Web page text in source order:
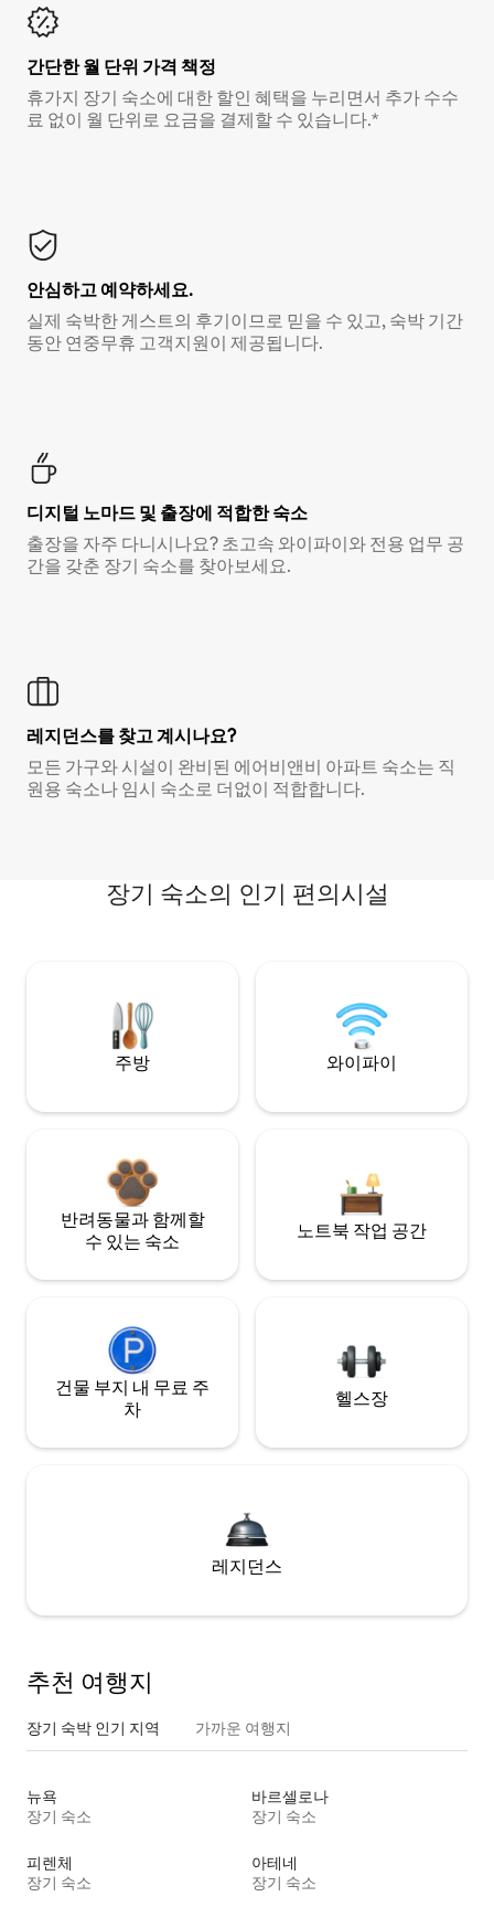
간단한 월 단위 가격 책정
휴가지 장기 숙소에 대한 할인 혜택을 누리면서 추가 수수
료 없이 월 단위로 요금을 결제할 수 있습니다.*
안심하고 예약하세요.
실제 숙박한 게스트의 후기이므로 믿을 수 있고, 숙박 기간
동안 연중무휴 고객지원이 제공됩니다.
디지털 노마드 및 출장에 적합한 숙소
출장을 자주 다니시나요? 초고속 와이파이와 전용 업무 공
간을 갖춘 장기 숙소를 찾아보세요.
레지던스를 찾고 계시나요?
모든 가구와 시설이 완비된 에어비앤비 아파트 숙소는 직
원용 숙소나 임시 숙소로 더없이 적합합니다.
장기 숙소의 인기 편의시설
주방 와이파이
반려동물과 함께할
수 있는 숙소
노트북 작업 공간
건물 부지 내 무료 주
차
헬스장
레지던스
추천 여행지
장기 숙박 인기 지역 가까운 여행지
뉴욕
장기 숙소
바르셀로나
장기 숙소
피렌체
장기 숙소
아테네
장기 숙소